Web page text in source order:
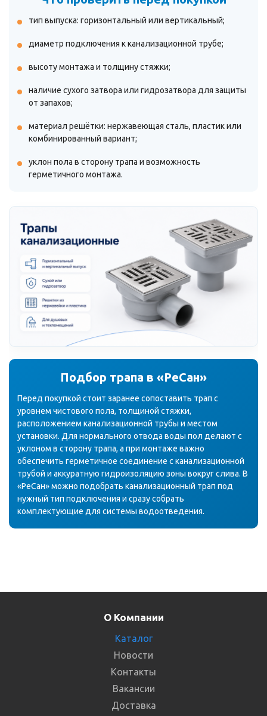
тип выпуска: горизонтальный или вертикальный;
диаметр подключения к канализационной трубе;
высоту монтажа и толщину стяжки;
наличие сухого затвора или гидрозатвора для защиты
от запахов;
материал решётки: нержавеющая сталь, пластик или
комбинированный вариант;
уклон пола в сторону трапа и возможность
герметичного монтажа.
Подбор трапа в «РеСан»
Перед покупкой стоит заранее сопоставить трап с
уровнем чистового пола, толщиной стяжки,
расположением канализационной трубы и местом
установки. Для нормального отвода воды пол делают с
уклоном в сторону трапа, а при монтаже важно
обеспечить герметичное соединение с канализационной
трубой и аккуратную гидроизоляцию зоны вокруг слива. В
«РеСан» можно подобрать канализационный трап под
нужный тип подключения и сразу собрать
комплектующие для системы водоотведения.
О Компании
Каталог
Новости
Контакты
Вакансии
Доставка